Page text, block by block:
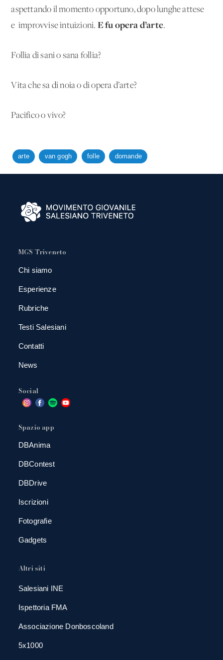
aspettando il momento opportuno, dopo lunghe attese
e improvvise intuizioni. E fu opera d’arte.
Follia di sani o sana follia?
Vita che sa di noia o di opera d’arte?
Pacifico o vivo?
arte van gogh folle domande
MGS Triveneto
Chi siamo
Esperienze
Rubriche
Testi Salesiani
Contatti
News
Social
Spazio app
DBAnima
DBContest
DBDrive
Iscrizioni
Fotografie
Gadgets
Altri siti
Salesiani INE
Ispettoria FMA
Associazione Donboscoland
5x1000